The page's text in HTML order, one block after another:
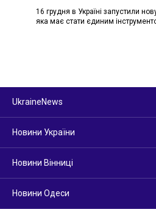
16 грудня в Україні запустили
яка має стати єдиним
UkraineNews
Новини України
Новини Вінниці
Новини Одеси